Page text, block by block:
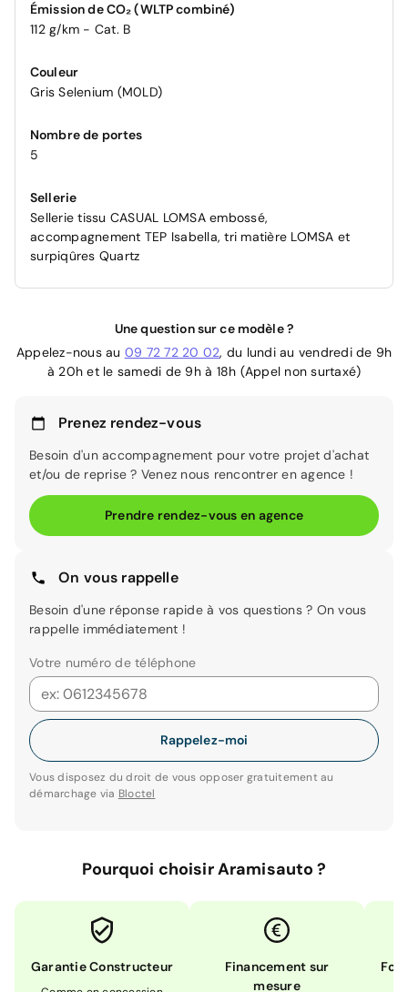
Émission de CO₂ (WLTP combiné)
112 g/km - Cat. B
Couleur
Gris Selenium (M0LD)
Nombre de portes
5
Sellerie
Sellerie tissu CASUAL LOMSA embossé,
accompagnement TEP Isabella, tri matière LOMSA et
surpiqûres Quartz
Une question sur ce modèle ?
Appelez-nous au 09 72 72 20 02, du lundi au vendredi de 9h
à 20h et le samedi de 9h à 18h (Appel non surtaxé)
Prenez rendez-vous
Besoin d'un accompagnement pour votre projet d'achat
et/ou de reprise ? Venez nous rencontrer en agence !
Prendre rendez-vous en agence
On vous rappelle
Besoin d'une réponse rapide à vos questions ? On vous
rappelle immédiatement !
Votre numéro de téléphone
Rappelez-moi
Vous disposez du droit de vous opposer gratuitement au
démarchage via Bloctel
Pourquoi choisir Aramisauto ?
Garantie Constructeur
Financement sur
mesure